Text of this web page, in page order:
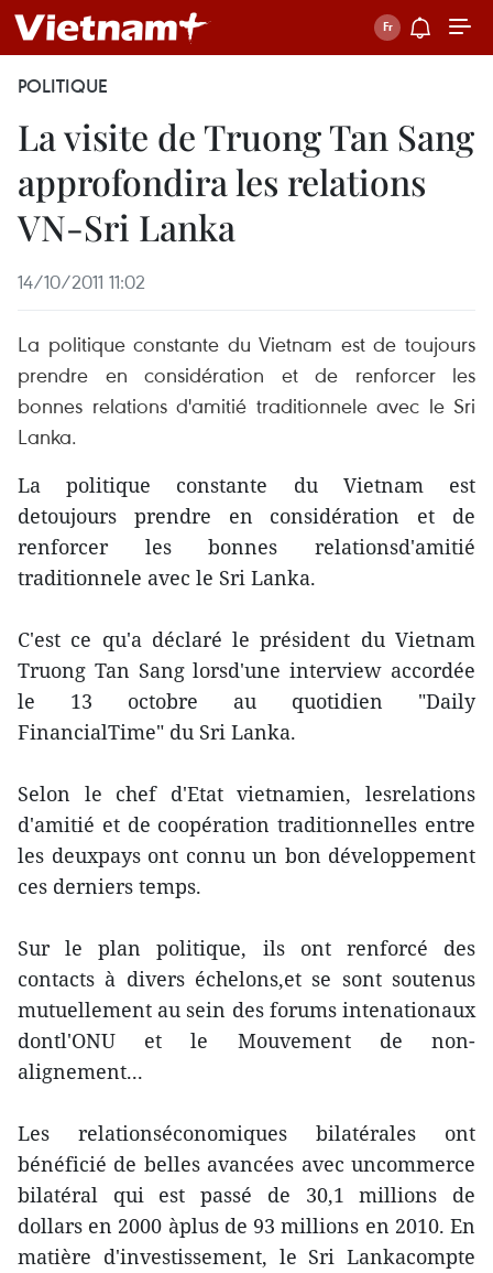
POLITIQUE
La visite de Truong Tan Sang
approfondira les relations
VN-Sri Lanka
14/10/2011 11:02
La politique constante du Vietnam est de toujours
prendre en considération et de renforcer les
bonnes relations d'amitié traditionnele avec le Sri
Lanka.
La politique constante du Vietnam est
detoujours prendre en considération et de
renforcer les bonnes relationsd'amitié
traditionnele avec le Sri Lanka.
C'est ce qu'a déclaré le président du Vietnam
Truong Tan Sang lorsd'une interview accordée
le 13 octobre au quotidien "Daily
FinancialTime" du Sri Lanka.
Selon le chef d'Etat vietnamien, lesrelations
d'amitié et de coopération traditionnelles entre
les deuxpays ont connu un bon développement
ces derniers temps.
Sur le plan politique, ils ont renforcé des
contacts à divers échelons,et se sont soutenus
mutuellement au sein des forums intenationaux
dontl'ONU et le Mouvement de non-
alignement...
Les relationséconomiques bilatérales ont
bénéficié de belles avancées avec uncommerce
bilatéral qui est passé de 30,1 millions de
dollars en 2000 àplus de 93 millions en 2010. En
matière d'investissement, le Sri Lankacompte